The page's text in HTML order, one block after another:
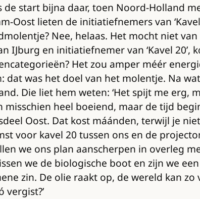
start bijna daar, toen Noord-Holland
Oost lieten de initiatiefnemers van
Nee, helaas. Het mocht niet
IJburg en initiatiefnemer van ‘Kavel
Het zou amper méér
was het doel van het molentje. Na
Die liet hem weten: ‘Het spijt me erg,
misschien heel boeiend, maar de tijd
Oost. Dat kost máánden, terwijl je
voor kavel 20 tussen ons en de
we ons plan aanscherpen in overleg
we de biologische boot en zijn we
zin. De olie raakt op, de wereld kan